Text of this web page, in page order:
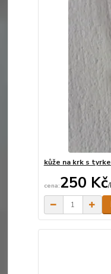
kůže na krk s
250 Kč/